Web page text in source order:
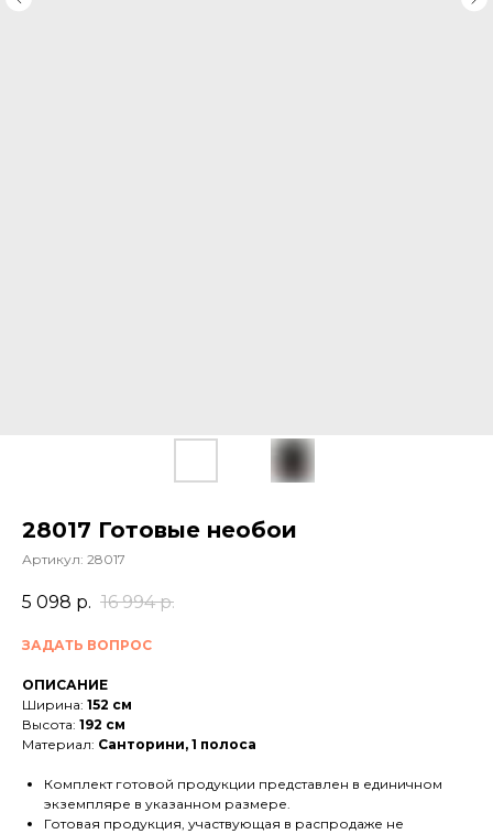
28017 Готовые необои
Артикул: 28017
5 098 р. 16 994 р.
ЗАДАТЬ ВОПРОС
ОПИСАНИЕ
Ширина: 152 см
Высота: 192 см
Материал: Санторини, 1 полоса
Комплект готовой продукции представлен в единичном
экземпляре в указанном размере.
Готовая продукция, участвующая в распродаже не